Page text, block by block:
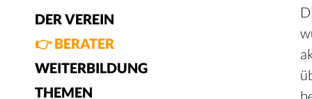
DER VEREIN
👉 BERATER
WEITERBILDUNG
THEMEN